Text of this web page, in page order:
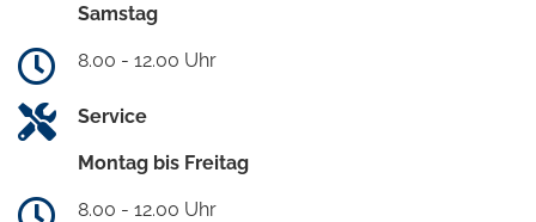
Samstag
8.00 - 12.00 Uhr
Service
Montag bis Freitag
8.00 - 12.00 Uhr